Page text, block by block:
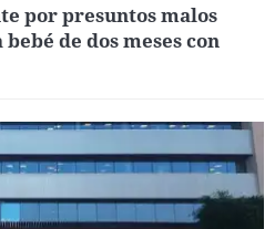
por presuntos malos
de dos meses con